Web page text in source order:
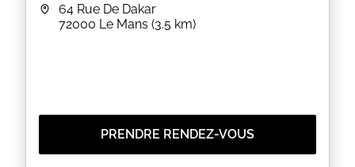
64 Rue De Dakar
72000 Le Mans (3.5 km)
PRENDRE RENDEZ-VOUS